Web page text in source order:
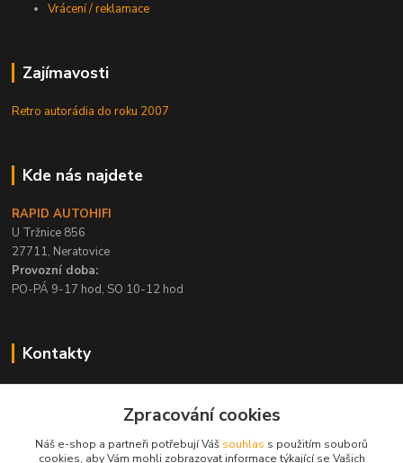
Vrácení / reklamace
Zajímavosti
Retro autorádia do roku 2007
Kde nás najdete
RAPID AUTOHIFI
U Tržnice 856
27711, Neratovice
Provozní doba:
PO-PÁ 9-17 hod, SO 10-12 hod
Kontakty
PO-PÁ / 9-17 hod, SO 10-12 hod
info@rapid-autohifi.com
Zpracování cookies
Náš e-shop a partneři potřebují Váš souhlas s použitím souborů
cookies, aby Vám mohli zobrazovat informace týkající se Vašich